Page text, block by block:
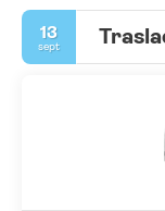
Nassau, donde se
gastronomía local.
13
sept